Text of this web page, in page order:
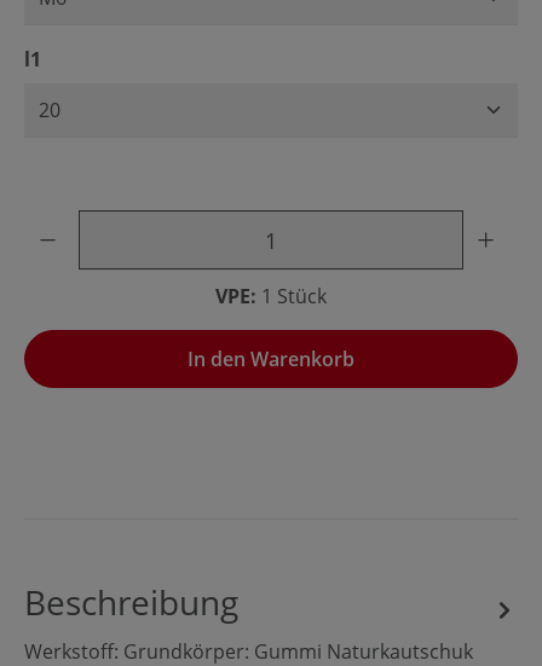
l1
VPE: 1 Stück
In den Warenkorb
Beschreibung
Werkstoff: Grundkörper: Gummi Naturkautschuk